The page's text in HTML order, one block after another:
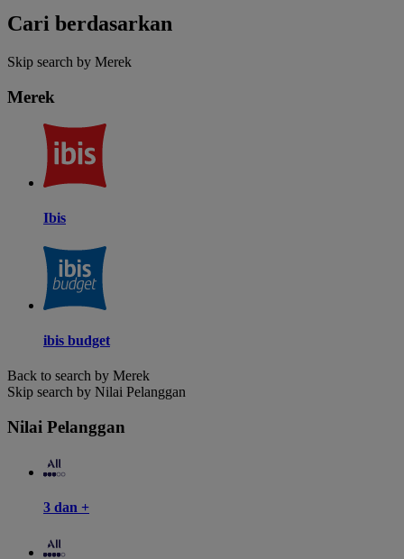
Cari berdasarkan
Skip search by Merek
Merek
Ibis
ibis budget
Back to search by Merek
Skip search by Nilai Pelanggan
Nilai Pelanggan
3 dan +